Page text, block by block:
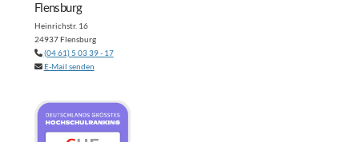
Flensburg
Heinrichstr. 16
24937 Flensburg
(04 61) 5 03 39 - 17
E-Mail senden